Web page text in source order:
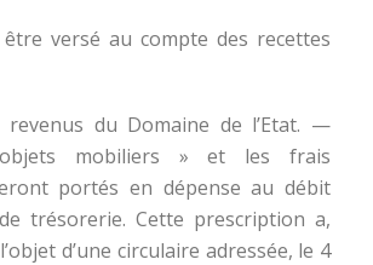
être versé au compte des recettes
du Domaine de l’Etat. —
mobiliers » et les frais
portés en dépense au débit
trésorerie. Cette prescription a,
d’une circulaire adressée, le 4